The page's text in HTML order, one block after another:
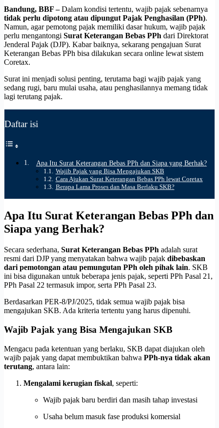
Bandung, BBF –Dalam kondisi tertentu, wajib pajak sebenarnya
tidak perlu dipotong atau dipungut Pajak Penghasilan (PPh).
Namun, agar pemotong pajak memiliki dasar hukum, wajib pajak
perlu mengantongi Surat Keterangan Bebas PPh dari Direktorat
Jenderal Pajak (DJP). Kabar baiknya, sekarang pengajuan Surat
Keterangan Bebas PPh bisa dilakukan secara online lewat sistem
Coretax.
Surat ini menjadi solusi penting, terutama bagi wajib pajak yang
sedang rugi, baru mulai usaha, atau penghasilannya memang tidak
lagi terutang pajak.
Daftar isi
Apa Itu Surat Keterangan Bebas PPh dan Siapa yang Berhak?
Wajib Pajak yang Bisa Mengajukan SKB
Cara Ajukan Surat Keterangan Bebas PPh lewat Coretax
Berapa Lama Proses dan Masa Berlaku SKB?
Apa Itu Surat Keterangan Bebas PPh dan
Siapa yang Berhak?
Secara sederhana, Surat Keterangan Bebas PPh adalah surat
resmi dari DJP yang menyatakan bahwa wajib pajak dibebaskan
dari pemotongan atau pemungutan PPh oleh pihak lain. SKB
ini bisa digunakan untuk beberapa jenis pajak, seperti PPh Pasal 21,
PPh Pasal 22 termasuk impor, serta PPh Pasal 23.
Berdasarkan PER-8/PJ/2025, tidak semua wajib pajak bisa
mengajukan SKB. Ada kriteria tertentu yang harus dipenuhi.
Wajib Pajak yang Bisa Mengajukan SKB
Mengacu pada ketentuan yang berlaku, SKB dapat diajukan oleh
wajib pajak yang dapat membuktikan bahwa PPh-nya tidak akan
terutang, antara lain:
Mengalami kerugian fiskal, seperti:
Wajib pajak baru berdiri dan masih tahap investasi
Usaha belum masuk fase produksi komersial